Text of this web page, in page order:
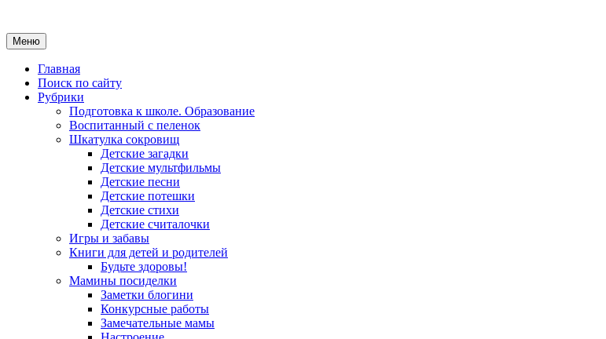
Меню
Главная
Поиск по сайту
Рубрики
Подготовка к школе. Образование
Воспитанный с пеленок
Шкатулка сокровищ
Детские загадки
Детские мультфильмы
Детские песни
Детские потешки
Детские стихи
Детские считалочки
Игры и забавы
Книги для детей и родителей
Будьте здоровы!
Мамины посиделки
Заметки блогини
Конкурсные работы
Замечательные мамы